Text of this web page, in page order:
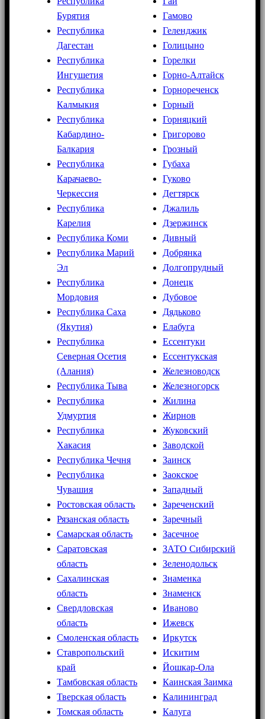
Бурятия
Республика
Дагестан
Республика
Ингушетия
Республика
Калмыкия
Республика
Кабардино-
Балкария
Республика
Карачаево-
Черкессия
Республика
Карелия
Республика Коми
Республика Марий
Эл
Республика
Мордовия
Республика Саха
(Якутия)
Республика
Северная Осетия
(Алания)
Республика Тыва
Республика
Удмуртия
Республика
Хакасия
Республика Чечня
Республика
Чувашия
Ростовская область
Рязанская область
Самарская область
Саратовская
область
Сахалинская
область
Свердловская
область
Смоленская область
Ставропольский
край
Тамбовская область
Тверская область
Томская область
Гамово
Геленджик
Голицыно
Горелки
Горно-Алтайск
Горнореченск
Горный
Горняцкий
Григорово
Грозный
Губаха
Гуково
Дегтярск
Джалиль
Дзержинск
Дивный
Добрянка
Долгопрудный
Донецк
Дубовое
Дядьково
Елабуга
Ессентуки
Ессентукская
Железноводск
Железногорск
Жилина
Жирнов
Жуковский
Заводской
Заинск
Заокское
Западный
Зареченский
Заречный
Засечное
ЗАТО Сибирский
Зеленодольск
Знаменка
Знаменск
Иваново
Ижевск
Иркутск
Искитим
Йошкар-Ола
Каинская Заимка
Калининград
Калуга